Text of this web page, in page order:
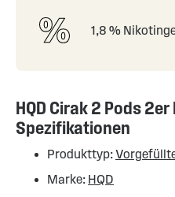
1,8 %
HQD Cirak 2 Pods
Spezifikationen
Produkttyp:
Marke: HQD